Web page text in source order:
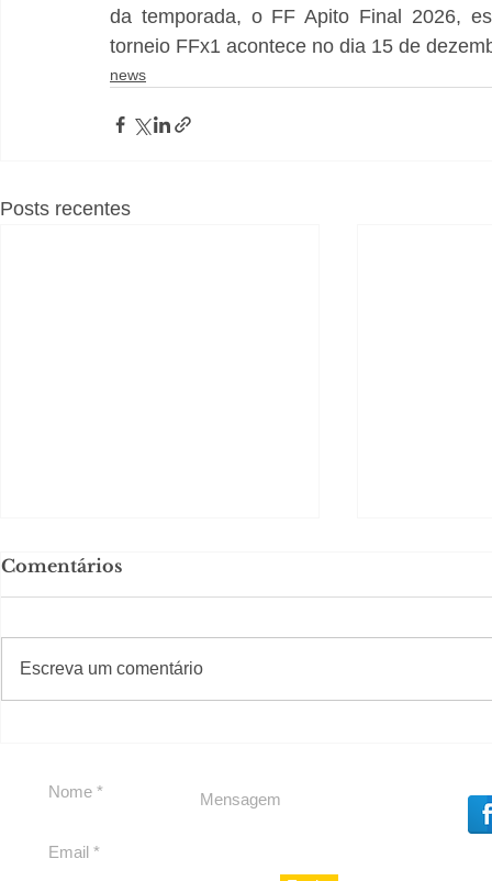
da temporada, o FF Apito Final 2026,
torneio FFx1 acontece no dia 15 de
news
Posts recentes
reforçam apoio a
Cláudio Mitidieri
Comentários
Escreva um comentário
#Sugestões